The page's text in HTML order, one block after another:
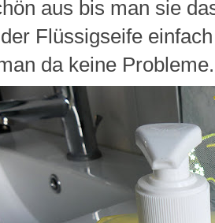
aus bis man sie
Flüssigseife
da keine Probleme.